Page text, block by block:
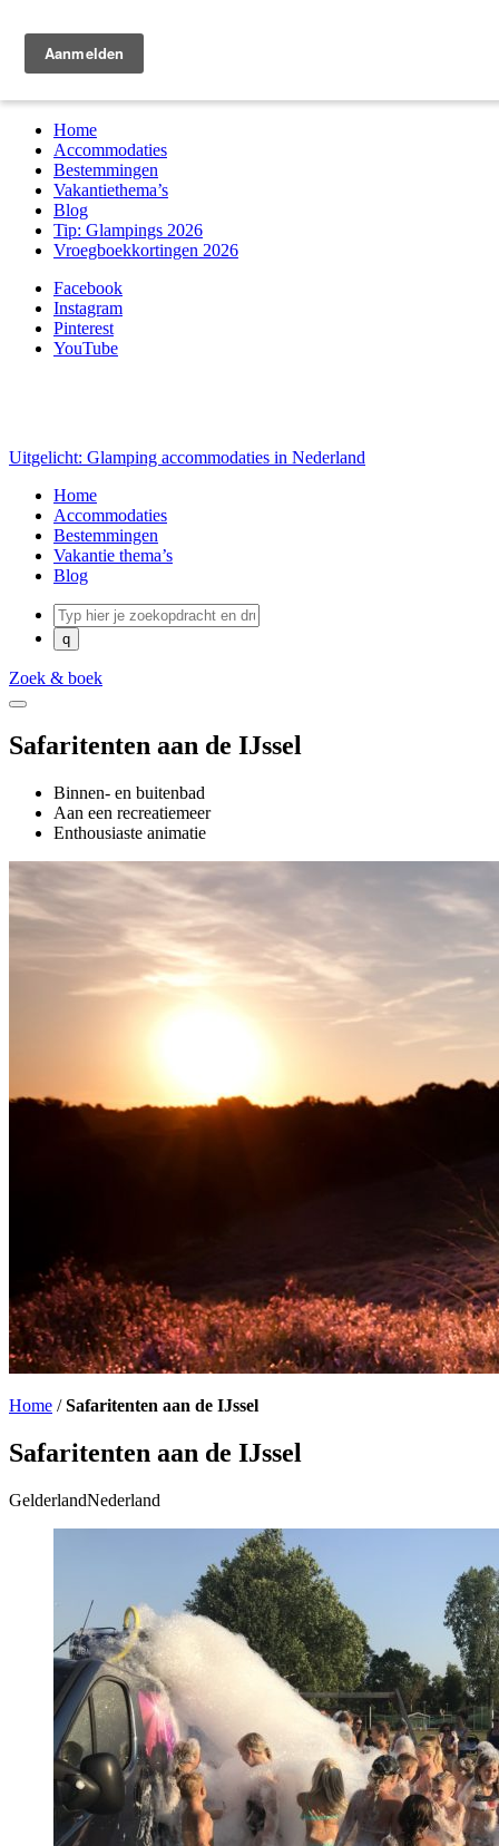
Home
Accommodaties
Bestemmingen
Vakantiethema’s
Blog
Tip: Glampings 2026
Vroegboekkortingen 2026
Facebook
Instagram
Pinterest
YouTube
Uitgelicht: Glamping accommodaties in Nederland
Home
Accommodaties
Bestemmingen
Vakantie thema’s
Blog
Zoek & boek
Safaritenten aan de IJssel
Binnen- en buitenbad
Aan een recreatiemeer
Enthousiaste animatie
Home /Safaritenten aan de IJssel
Safaritenten aan de IJssel
GelderlandNederland